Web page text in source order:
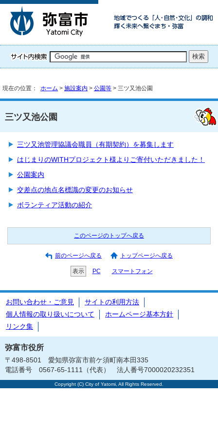
現在の位置： ホーム > 施設案内 > 公園等 > 三ツ又池公園
三ツ又池公園
三ツ又池管理協議会職員（有期契約）を募集します
はじまりのWITHプロジェクト様よりご寄付いただきました！
公園案内
交差点の地点名標識の変更のお知らせ
ボランティア活動の紹介
このページのトップへ戻る
前のページへ戻る トップページへ戻る
表示 PC スマートフォン
お問い合わせ・ご意見
サイトの利用方法
個人情報の取り扱いについて
ホームページ基本方針
リンク集
弥富市役所
〒498-8501 愛知県弥富市前ケ須町南本田335
電話番号 0567-65-1111（代表） 法人番号7000020232351
Copyright (C) City of Yatomi, All Rights Reserved.